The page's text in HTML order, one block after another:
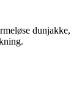
dunjakke,